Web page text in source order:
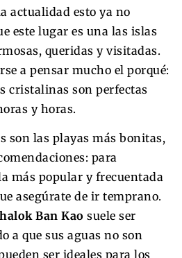
actualidad esto ya no
este lugar es una las islas
queridas y visitadas.
a pensar mucho el porqué:
cristalinas son perfectas
y horas.
son las playas más bonitas,
para
más popular y frecuentada
asegúrate de ir temprano.
Ban Kao suele ser
a que sus aguas no son
ser ideales para los